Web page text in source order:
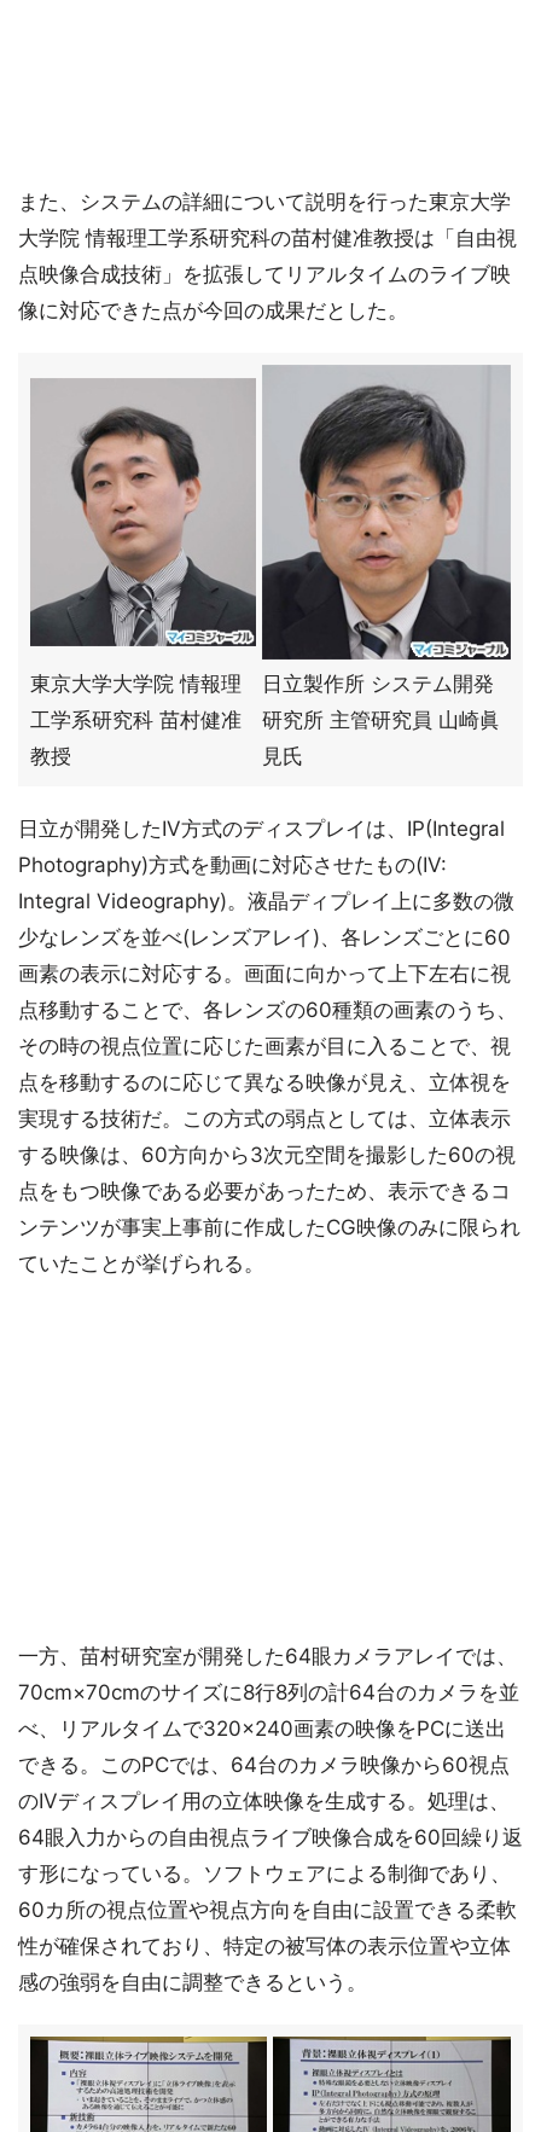
また、システムの詳細について説明を行った東京大学
大学院 情報理工学系研究科の苗村健准教授は「自由視
点映像合成技術」を拡張してリアルタイムのライブ映
像に対応できた点が今回の成果だとした。
東京大学大学院 情報理
工学系研究科 苗村健准
教授
日立製作所 システム開発
研究所 主管研究員 山崎眞
見氏
日立が開発したIV方式のディスプレイは、IP(Integral
Photography)方式を動画に対応させたもの(IV:
Integral Videography)。液晶ディプレイ上に多数の微
少なレンズを並べ(レンズアレイ)、各レンズごとに60
画素の表示に対応する。画面に向かって上下左右に視
点移動することで、各レンズの60種類の画素のうち、
その時の視点位置に応じた画素が目に入ることで、視
点を移動するのに応じて異なる映像が見え、立体視を
実現する技術だ。この方式の弱点としては、立体表示
する映像は、60方向から3次元空間を撮影した60の視
点をもつ映像である必要があったため、表示できるコ
ンテンツが事実上事前に作成したCG映像のみに限られ
ていたことが挙げられる。
一方、苗村研究室が開発した64眼カメラアレイでは、
70cm×70cmのサイズに8行8列の計64台のカメラを並
べ、リアルタイムで320×240画素の映像をPCに送出
できる。このPCでは、64台のカメラ映像から60視点
のIVディスプレイ用の立体映像を生成する。処理は、
64眼入力からの自由視点ライブ映像合成を60回繰り返
す形になっている。ソフトウェアによる制御であり、
60カ所の視点位置や視点方向を自由に設置できる柔軟
性が確保されており、特定の被写体の表示位置や立体
感の強弱を自由に調整できるという。